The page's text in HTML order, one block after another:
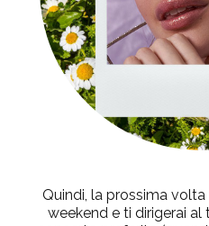
Quindi, la prossima
weekend e ti dirigerai